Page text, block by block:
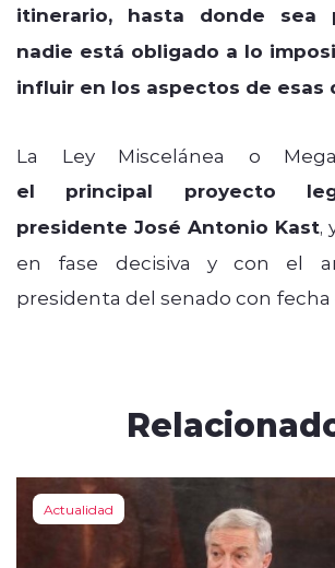
itinerario, hasta donde sea
nadie está obligado a lo
influir en los aspectos de esas
La Ley Miscelánea o
el principal proyecto
presidente José Antonio Kast,
en fase decisiva y con el
presidenta del senado con fecha
Actualidad